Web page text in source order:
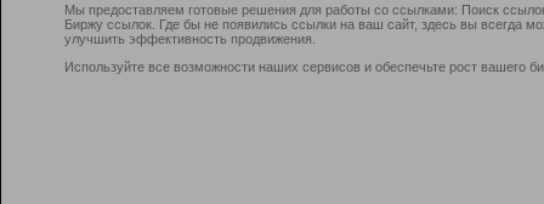
Мы предоставляем готовые решения для работы со ссылками: Поиск
Биржу ссылок. Где бы не появились ссылки на ваш сайт, здесь вы всегда
улучшить эффективность продвижения.
Используйте все возможности наших сервисов и обеспечьте рост вашего